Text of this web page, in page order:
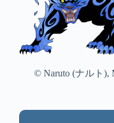
© Naruto (ナルト),